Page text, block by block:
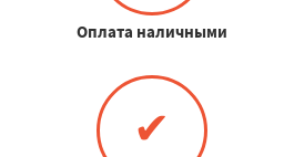
Оплата наличными
✔